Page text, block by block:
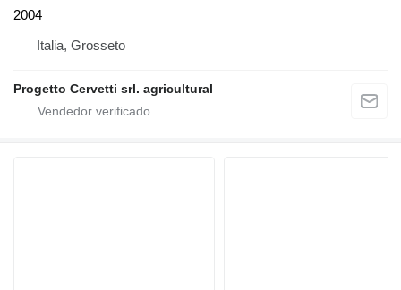
2004
Italia, Grosseto
Progetto Cervetti srl. agricultural